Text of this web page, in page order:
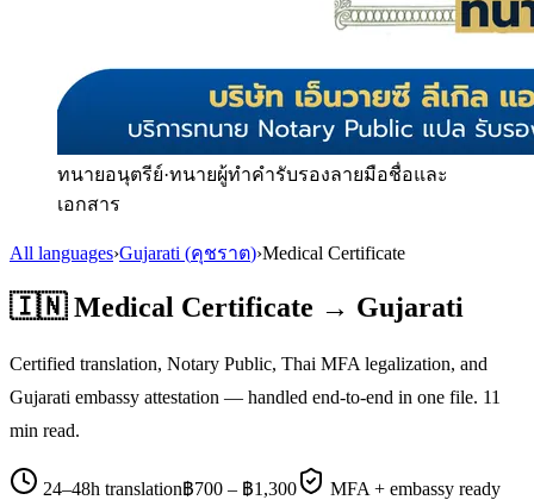
ทนายอนุตรีย์·ทนายผู้ทำคำรับรองลายมือชื่อและ
เอกสาร
All languages›Gujarati (คุชราต)›Medical Certificate
🇮🇳 Medical Certificate → Gujarati
Certified translation, Notary Public, Thai MFA legalization, and
Gujarati embassy attestation — handled end-to-end in one file. 11
min read.
24–48h translation฿700 – ฿1,300
MFA + embassy ready